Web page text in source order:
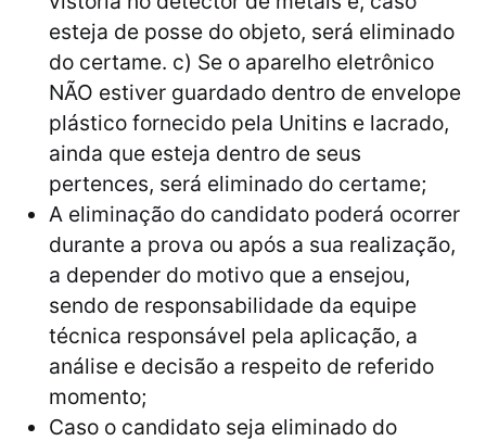
esteja de posse do objeto, será eliminado
do certame. c) Se o aparelho eletrônico
NÃO estiver guardado dentro de envelope
plástico fornecido pela Unitins e lacrado,
ainda que esteja dentro de seus
pertences, será eliminado do certame;
A eliminação do candidato poderá ocorrer
durante a prova ou após a sua realização,
a depender do motivo que a ensejou,
sendo de responsabilidade da equipe
técnica responsável pela aplicação, a
análise e decisão a respeito de referido
momento;
Caso o candidato seja eliminado do